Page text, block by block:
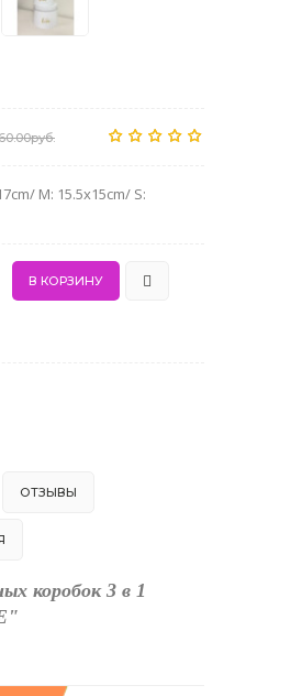
M: 15.5x15cm/ S:
ОТЗЫВЫ
коробок 3 в 1